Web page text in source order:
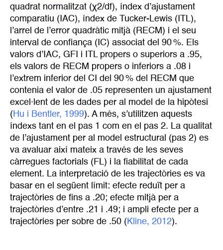
quadrat normalitzat (χ2/df), índex d’ajustament
comparatiu (IAC), índex de Tucker-Lewis (ITL),
l’arrel de l’error quadràtic mitjà (RECM) i el seu
interval de confiança (IC) associat del 90 %. Els
valors d’IAC, GFI i ITL propers o superiors a .95,
els valors de RECM propers o inferiors a .08 i
l’extrem inferior del CI del 90 % del RECM que
contenia el valor de .05 representen un ajustament
excel·lent de les dades per al model de la hipòtesi
( Hu i Bentler, 1999). A més, s’utilitzen aquests
índexs tant en el pas 1 com en el pas 2. La qualitat
de l’ajustament per al model estructural (pas 2) es
va avaluar així mateix a través de les seves
càrregues factorials (FL) i la fiabilitat de cada
element. La interpretació de les trajectòries es va
basar en el següent límit: efecte reduït per a
trajectòries de fins a .20; efecte mitjà per a
trajectòries d’entre .21 i .49; i ampli efecte per a
trajectòries per sobre de .50 ( Kline, 2012).